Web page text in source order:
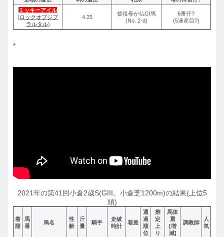
ミッキーアイル
(ロックオブジブ
ラルタル)
4.25
曾祖母が仏GI馬
(No. 2-d)
6番仔?
(5連産目?)
*
2021年の第41回小倉2歳S(GIII。小倉芝1200m)の結果(上位5
頭)
着
順
馬
番
馬名
性
齢
斤
量
騎手
走破
時計
着差
通
過
順
位
推
定
上
り
馬体
重
[増
減]
調教師
人
気